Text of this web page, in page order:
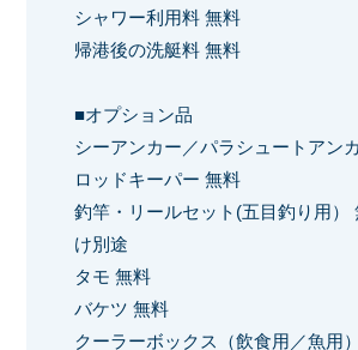
シャワー利用料 無料
帰港後の洗艇料 無料
■オプション品
シーアンカー／パラシュートアン
ロッドキーパー 無料
釣竿・リールセット(五目釣り用
け別途
タモ 無料
バケツ 無料
クーラーボックス（飲食用／魚用